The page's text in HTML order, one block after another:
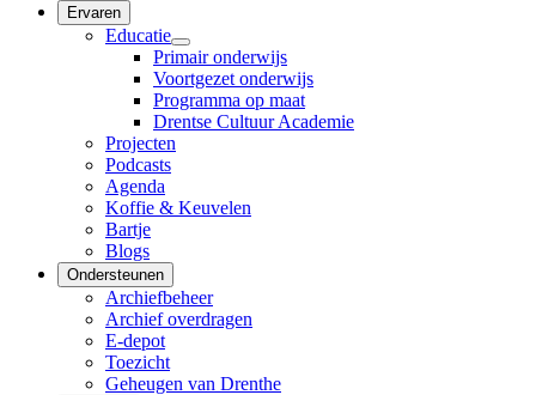
Ervaren
Educatie
Primair onderwijs
Voortgezet onderwijs
Programma op maat
Drentse Cultuur Academie
Projecten
Podcasts
Agenda
Koffie & Keuvelen
Bartje
Blogs
Ondersteunen
Archiefbeheer
Archief overdragen
E-depot
Toezicht
Geheugen van Drenthe